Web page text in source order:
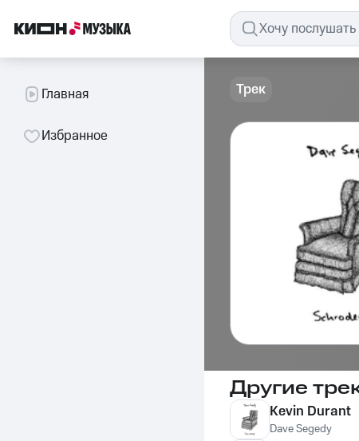
Главная
Избранное
Трек
Другие
Kevin Durant
Dave Segedy